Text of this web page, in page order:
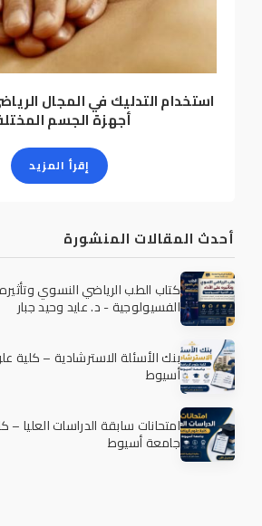
استخدام التدليك في المجال
أجهزة الجسم
إقرأ المزيد
أحدث المقالات المنشورة
كتاب الطب الرياضي النسوي
الفسيولوجية - د. عايد وحيد جبار
بنك الأسئلة الاسترشادية – كلية
أسيوط
امتحانات سابقة الدراسات العليا –
جامعة أسيوط